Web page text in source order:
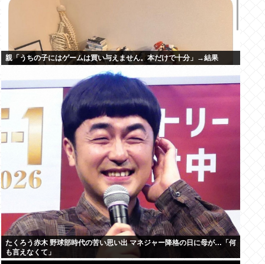
親「うちの子にはゲームは買い与えません。本だけで十分」→結果
たくろう赤木 野球部時代の苦い思い出 マネジャー降格の日に母が…「何
も言えなくて」